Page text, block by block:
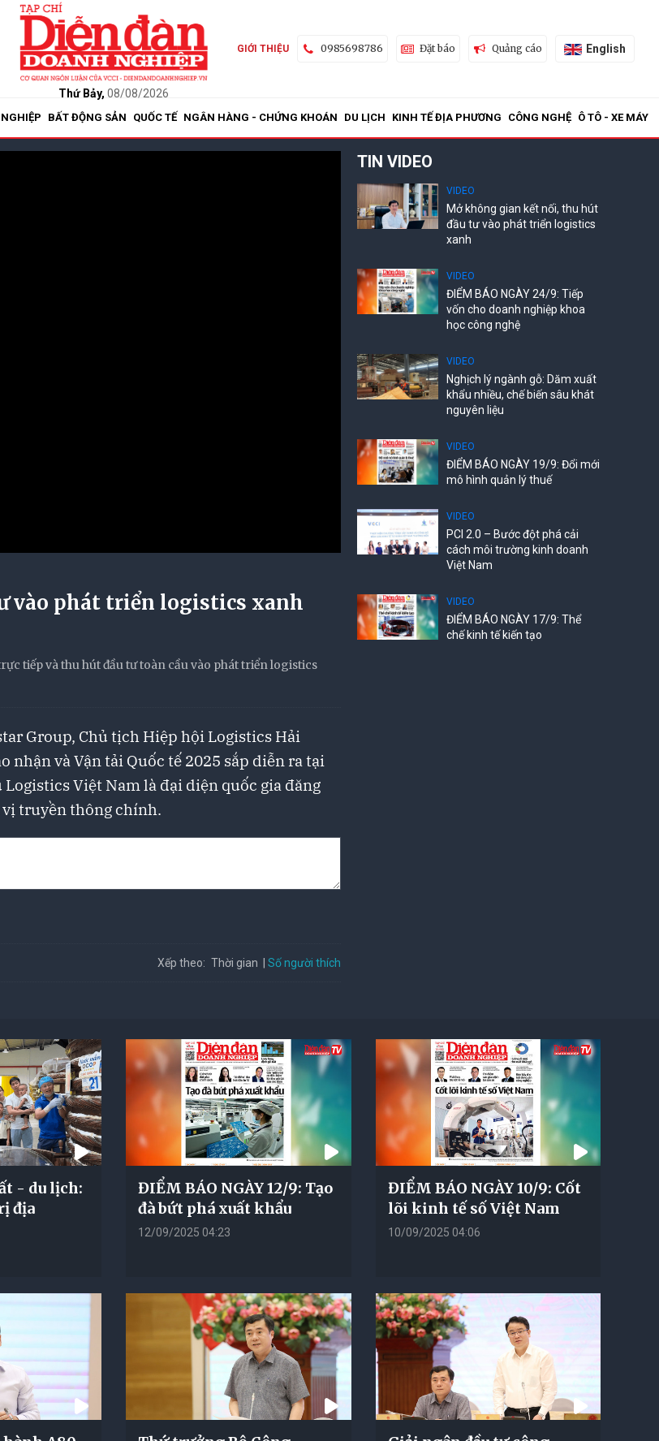
Thứ Bảy, 08/08/2026
GIỚI THIỆU 0985698786 Đặt báo Quảng cáo English
BẤT ĐỘNG SẢN QUỐC TẾ NGÂN HÀNG - CHỨNG KHOÁN DU LỊCH KINH TẾ ĐỊA PHƯƠNG CÔNG NGHỆ Ô TÔ - XE MÁY
vào phát triển logistics xanh
tiếp và thu hút đầu tư toàn cầu vào phát triển logistics
Group, Chủ tịch Hiệp hội Logistics Hải
nhận và Vận tải Quốc tế 2025 sắp diễn ra tại
Việt Nam là đại diện quốc gia đăng
vị truyền thông chính.
Xếp theo: Thời gian Số người thích
TIN VIDEO
VIDEO
Mở không gian kết nối, thu hút
đầu tư vào phát triển logistics
xanh
VIDEO
ĐIỂM BÁO NGÀY 24/9: Tiếp
vốn cho doanh nghiệp khoa
học công nghệ
VIDEO
Nghịch lý ngành gỗ: Dăm xuất
khẩu nhiều, chế biến sâu khát
nguyên liệu
VIDEO
ĐIỂM BÁO NGÀY 19/9: Đổi mới
mô hình quản lý thuế
VIDEO
PCI 2.0 – Bước đột phá cải
cách môi trường kinh doanh
Việt Nam
VIDEO
ĐIỂM BÁO NGÀY 17/9: Thể
chế kinh tế kiến tạo
- du lịch:
địa
ĐIỂM BÁO NGÀY 12/9: Tạo
đà bứt phá xuất khẩu
12/09/2025 04:23
ĐIỂM BÁO NGÀY 10/9: Cốt
lõi kinh tế số Việt Nam
10/09/2025 04:06